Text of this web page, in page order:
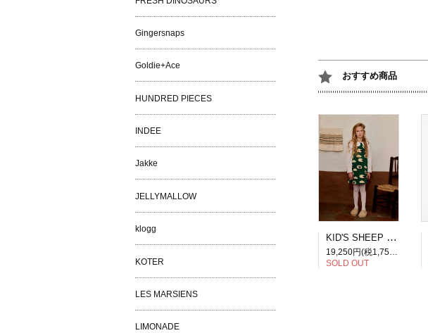
おすすめ商品
KID'S SHEEP DRESS
SOLD OUT
Gingersnaps
Goldie+Ace
HUNDRED PIECES
INDEE
Jakke
JELLYMALLOW
klogg
KOTER
LES MARSIENS
LIMONADE